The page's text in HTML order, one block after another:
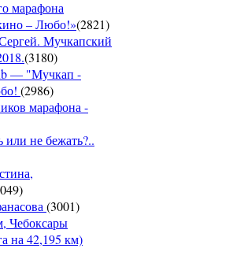
марафона
– Любо!»(2821)
Мучкапский
(3180)
— "Мучкап -
(2986)
марафона -
или не бежать?..
)
(3001)
Чебоксары
на 42,195 км)